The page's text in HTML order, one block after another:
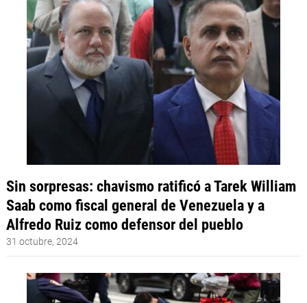
Sin sorpresas: chavismo ratificó a Tarek William
Saab como fiscal general de Venezuela y a
Alfredo Ruiz como defensor del pueblo
31 octubre, 2024